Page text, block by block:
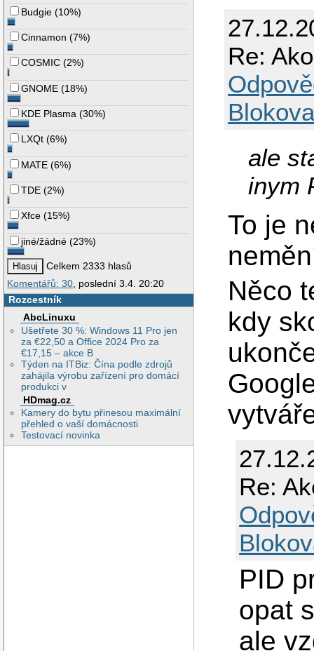
Budgie (10%)
Cinnamon (7%)
COSMIC (2%)
GNOME (18%)
KDE Plasma (30%)
LXQt (6%)
MATE (6%)
TDE (2%)
Xfce (15%)
jiné/žádné (23%)
Celkem 2333 hlasů
Komentářů: 30, poslední 3.4. 20:20
Rozcestník
AbcLinuxu
Ušetřete 30 %: Windows 11 Pro jen
za €22,50 a Office 2024 Pro za
€17,15 – akce B
Týden na ITBiz: Čína podle zdrojů
zahájila výrobu zařízení pro domácí
produkci v
HDmag.cz
Kamery do bytu přinesou maximální
přehled o vaší domácnosti
Testovací novinka
Re:
ale
inym
To je
Něco
kdy
Re:
PID
opat
ale